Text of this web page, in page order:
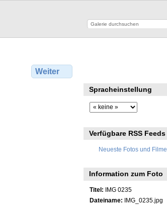
Weiter
Spracheinstellung
Verfügbare RSS Feeds
Neueste Fotos und Filme
Information zum Foto
Titel: IMG 0235
Dateiname: IMG_0235.jpg